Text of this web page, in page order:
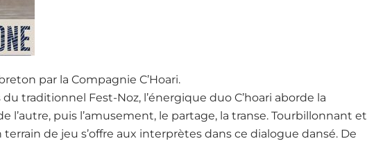
par la Compagnie C’Hoari.
traditionnel Fest-Noz, l’énergique duo C’hoari aborde la
l’autre, puis l’amusement, le partage, la transe. Tourbillonnant et
de jeu s’offre aux interprètes dans ce dialogue dansé. De